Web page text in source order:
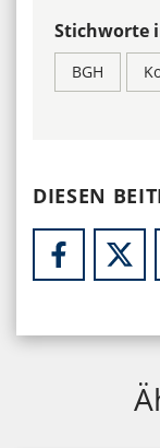
Stichworte
BGH
DIESEN